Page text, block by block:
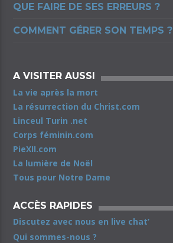
QUE FAIRE DE SES ERREURS ?
COMMENT GÉRER SON TEMPS ?
A VISITER AUSSI
La vie après la mort
La résurrection du Christ.com
Linceul Turin .net
Corps féminin.com
PieXII.com
La lumière de Noël
Tous pour Notre Dame
ACCÈS RAPIDES
Discutez avec nous en live chat’
Qui sommes-nous ?